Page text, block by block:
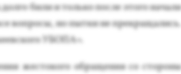
би­ли и толь­ко пос­ле это­го на­чали
воп­ро­сы, но пыт­ки не прек­ра­щались.
УБО­ПА».
жес­то­кого об­ра­щения со сто­роны